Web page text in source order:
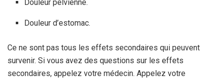
Douleur pelvienne.
Douleur d’estomac.
Ce ne sont pas tous les effets secondaires qui peuvent
survenir. Si vous avez des questions sur les effets
secondaires, appelez votre médecin. Appelez votre